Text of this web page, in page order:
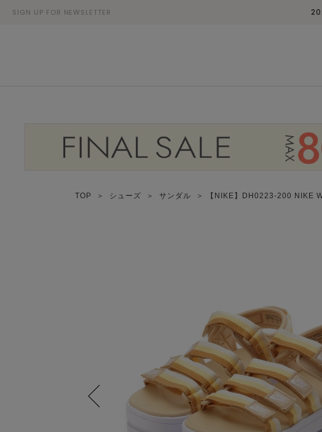
SIGN UP FOR NEWSLETTER
TOP ＞ シューズ ＞ サンダル ＞ 【NIKE】DH0223-200 NIKE